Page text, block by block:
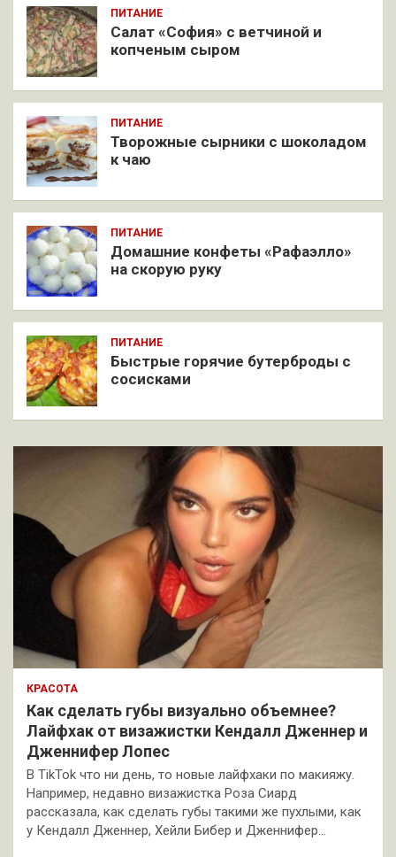
ПИТАНИЕ
Салат «София» с ветчиной и
копченым сыром
ПИТАНИЕ
Творожные сырники с шоколадом
к чаю
ПИТАНИЕ
Домашние конфеты «Рафаэлло»
на скорую руку
ПИТАНИЕ
Быстрые горячие бутерброды с
сосисками
КРАСОТА
Как сделать губы визуально объемнее?
Лайфхак от визажистки Кендалл Дженнер и
Дженнифер Лопес
В TikTok что ни день, то новые лайфхаки по макияжу.
Например, недавно визажистка Роза Сиард
рассказала, как сделать губы такими же пухлыми, как
у Кендалл Дженнер, Хейли Бибер и Дженнифер…